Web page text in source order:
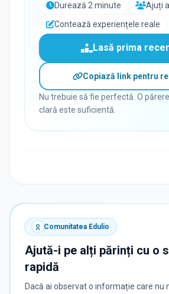
Durează 2 minute
Ajuți
Contează experiențele reale
Lasă prima
Copiază link pentru
Nu trebuie să fie perfectă. O
clară este suficientă.
Comunitatea Edulio
Ajută-i pe alți părinți cu o
rapidă
Dacă ai observat o informație care nu